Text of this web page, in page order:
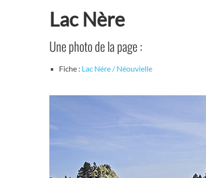
Lac Nère
Une photo de la page :
Fiche : Lac Nére / Néouvielle